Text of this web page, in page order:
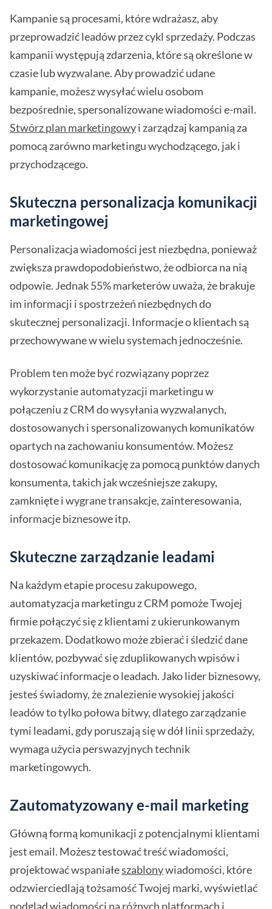
Kampanie są procesami, które wdrażasz, aby
przeprowadzić leadów przez cykl sprzedaży. Podczas
kampanii występują zdarzenia, które są określone w
czasie lub wyzwalane. Aby prowadzić udane
kampanie, możesz wysyłać wielu osobom
bezpośrednie, spersonalizowane wiadomości e-mail.
Stwórz plan marketingowyi zarządzaj kampanią za
pomocą zarówno marketingu wychodzącego, jak i
przychodzącego.
Skuteczna personalizacja komunikacji
marketingowej
Personalizacja wiadomości jest niezbędna, ponieważ
zwiększa prawdopodobieństwo, że odbiorca na nią
odpowie. Jednak 55% marketerów uważa, że brakuje
im informacji i spostrzeżeń niezbędnych do
skutecznej personalizacji. Informacje o klientach są
przechowywane w wielu systemach jednocześnie.
Problem ten może być rozwiązany poprzez
wykorzystanie automatyzacji marketingu w
połączeniu z CRM do wysyłania wyzwalanych,
dostosowanych i spersonalizowanych komunikatów
opartych na zachowaniu konsumentów. Możesz
dostosować komunikację za pomocą punktów danych
konsumenta, takich jak wcześniejsze zakupy,
zamknięte i wygrane transakcje, zainteresowania,
informacje biznesowe itp.
Skuteczne zarządzanie leadami
Na każdym etapie procesu zakupowego,
automatyzacja marketingu z CRM pomoże Twojej
firmie połączyć się z klientami z ukierunkowanym
przekazem. Dodatkowo może zbierać i śledzić dane
klientów, pozbywać się zduplikowanych wpisów i
uzyskiwać informacje o leadach. Jako lider biznesowy,
jesteś świadomy, że znalezienie wysokiej jakości
leadów to tylko połowa bitwy, dlatego zarządzanie
tymi leadami, gdy poruszają się w dół linii sprzedaży,
wymaga użycia perswazyjnych technik
marketingowych.
Zautomatyzowany e-mail marketing
Główną formą komunikacji z potencjalnymi klientami
jest email. Możesz testować treść wiadomości,
projektować wspaniałeszablonywiadomości, które
odzwierciedlają tożsamość Twojej marki, wyświetlać
podgląd wiadomości na różnych platformach i